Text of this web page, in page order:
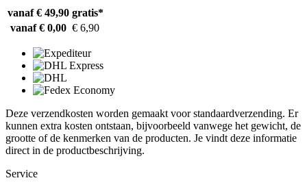
vanaf € 49,90 gratis*
vanaf € 0,00 € 6,90
Deze verzendkosten worden gemaakt voor standaardverzending. Er
kunnen extra kosten ontstaan, bijvoorbeeld vanwege het gewicht, de
grootte of de kenmerken van de producten. Je vindt deze informatie
direct in de productbeschrijving.
Service